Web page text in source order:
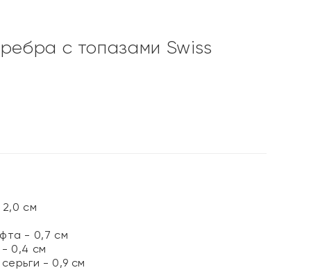
с топазами Swiss
см
- 0,7 см
0,4 см
- 0,9 см